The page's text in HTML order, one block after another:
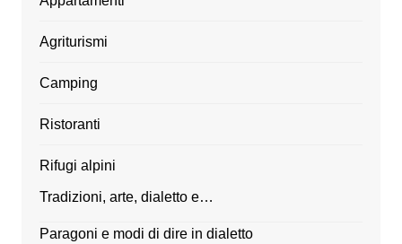
Agriturismi
Camping
Ristoranti
Rifugi alpini
Tradizioni, arte, dialetto e…
Paragoni e modi di dire in dialetto